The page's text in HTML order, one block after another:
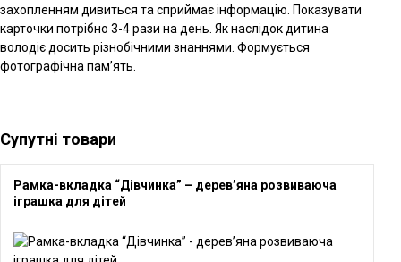
захопленням дивиться та сприймає інформацію. Показувати
карточки потрібно 3-4 рази на день. Як наслідок дитина
володіє досить різнобічними знаннями. Формується
фотографічна пам’ять.
Супутні товари
Рамка-вкладка “Дівчинка” – дерев’яна розвиваюча
іграшка для дітей